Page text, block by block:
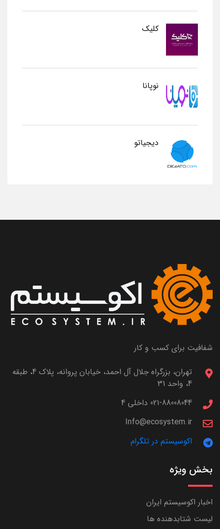
کلیک
نوپانا
دیجیاتو
شفافیت برای کسب و کار
تهران، بزرگراه جلال آل احمد، خیابان پروانه، پلاک 4، طبقه
4، واحد 31
021-88008044 داخلی 4
Info@ecosystem.ir
اکوسیستم در تلگرام
بخش ویژه
اخبار اکوسیستم ایران
لیست شتابدهنده ها